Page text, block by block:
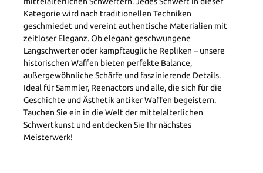
Kategorie wird nach traditionellen Techniken
geschmiedet und vereint authentische Materialien mit
zeitloser Eleganz. Ob elegant geschwungene
Langschwerter oder kampftaugliche Repliken – unsere
historischen Waffen bieten perfekte Balance,
außergewöhnliche Schärfe und faszinierende Details.
Ideal für Sammler, Reenactors und alle, die sich für die
Geschichte und Ästhetik antiker Waffen begeistern.
Tauchen Sie ein in die Welt der mittelalterlichen
Schwertkunst und entdecken Sie Ihr nächstes
Meisterwerk!